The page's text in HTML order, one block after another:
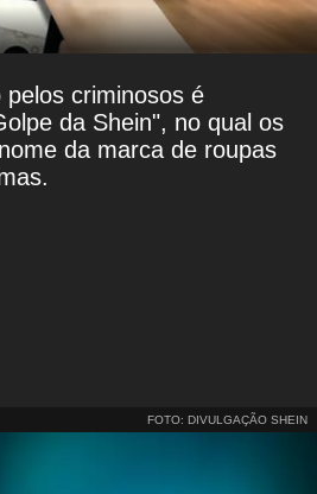
criminosos é
da Shein", no qual os
da marca de roupas
FOTO: DIVULGAÇÃO SHEIN